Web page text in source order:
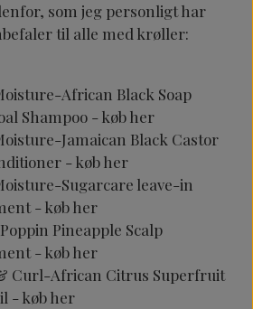
som jeg personligt har
til alle med krøller:
African Black Soap
Shampoo -køb her
Jamaican Black Castor
-køb her
Sugarcare leave-in
-køb her
Pineapple Scalp
-køb her
Curl-African Citrus Superfruit
-køb her